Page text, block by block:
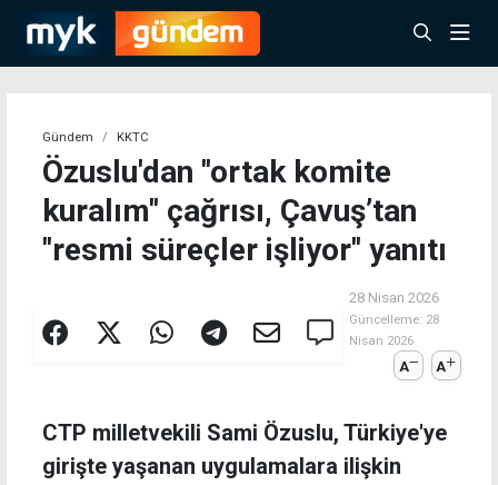
Gündem KKTC
Özuslu'dan ''ortak komite
kuralım'' çağrısı, Çavuş’tan
''resmi süreçler işliyor'' yanıtı
28 Nisan 2026
Güncelleme: 28
Nisan 2026
A A
CTP milletvekili Sami Özuslu, Türkiye'ye
girişte yaşanan uygulamalara ilişkin